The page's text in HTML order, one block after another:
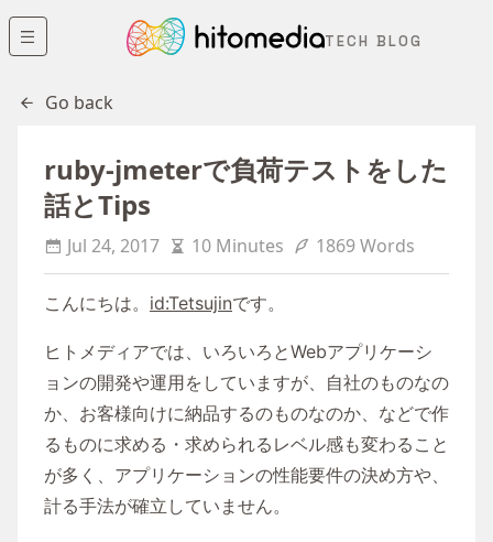
TECH BLOG
Go back
ruby-jmeterで負荷テストをした
話とTips
Jul 24, 2017 10 Minutes 1869 Words
こんにちは。 id:Tetsujinです。
ヒトメディアでは、いろいろとWebアプリケーシ
ョンの開発や運用をしていますが、自社のものなの
か、お客様向けに納品するのものなのか、などで作
るものに求める・求められるレベル感も変わること
が多く、アプリケーションの性能要件の決め方や、
計る手法が確立していません。